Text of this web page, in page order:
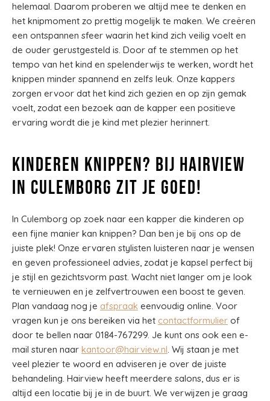
helemaal. Daarom proberen we altijd mee te denken en
het knipmoment zo prettig mogelijk te maken. We creëren
een ontspannen sfeer waarin het kind zich veilig voelt en
de ouder gerustgesteld is. Door af te stemmen op het
tempo van het kind en spelenderwijs te werken, wordt het
knippen minder spannend en zelfs leuk. Onze kappers
zorgen ervoor dat het kind zich gezien en op zijn gemak
voelt, zodat een bezoek aan de kapper een positieve
ervaring wordt die je kind met plezier herinnert.
Kinderen knippen? Bij Hairview
in Culemborg zit je goed!
In Culemborg op zoek naar een kapper die kinderen op
een fijne manier kan knippen? Dan ben je bij ons op de
juiste plek! Onze ervaren stylisten luisteren naar je wensen
en geven professioneel advies, zodat je kapsel perfect bij
je stijl en gezichtsvorm past. Wacht niet langer om je look
te vernieuwen en je zelfvertrouwen een boost te geven.
Plan vandaag nog je afspraak eenvoudig online. Voor
vragen kun je ons bereiken via het contactformulier of
door te bellen naar 0184-767299. Je kunt ons ook een e-
mail sturen naar kantoor@hairview.nl. Wij staan je met
veel plezier te woord en adviseren je over de juiste
behandeling. Hairview heeft meerdere salons, dus er is
altijd een locatie bij je in de buurt. We verwijzen je graag